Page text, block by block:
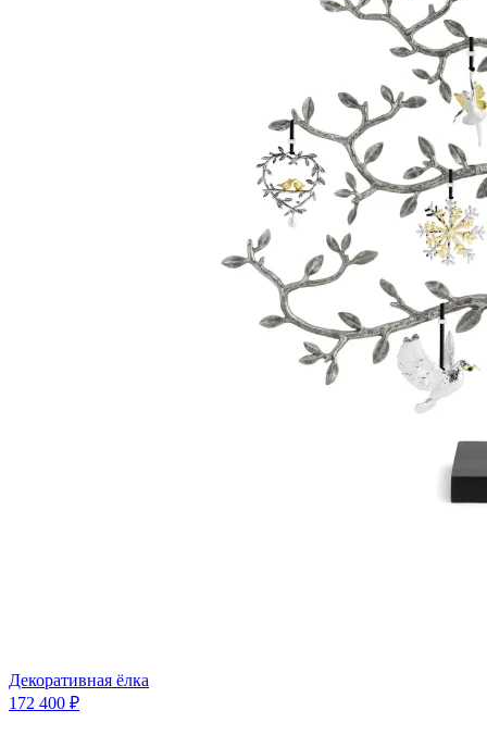
Декоративная ёлка
172 400 ₽